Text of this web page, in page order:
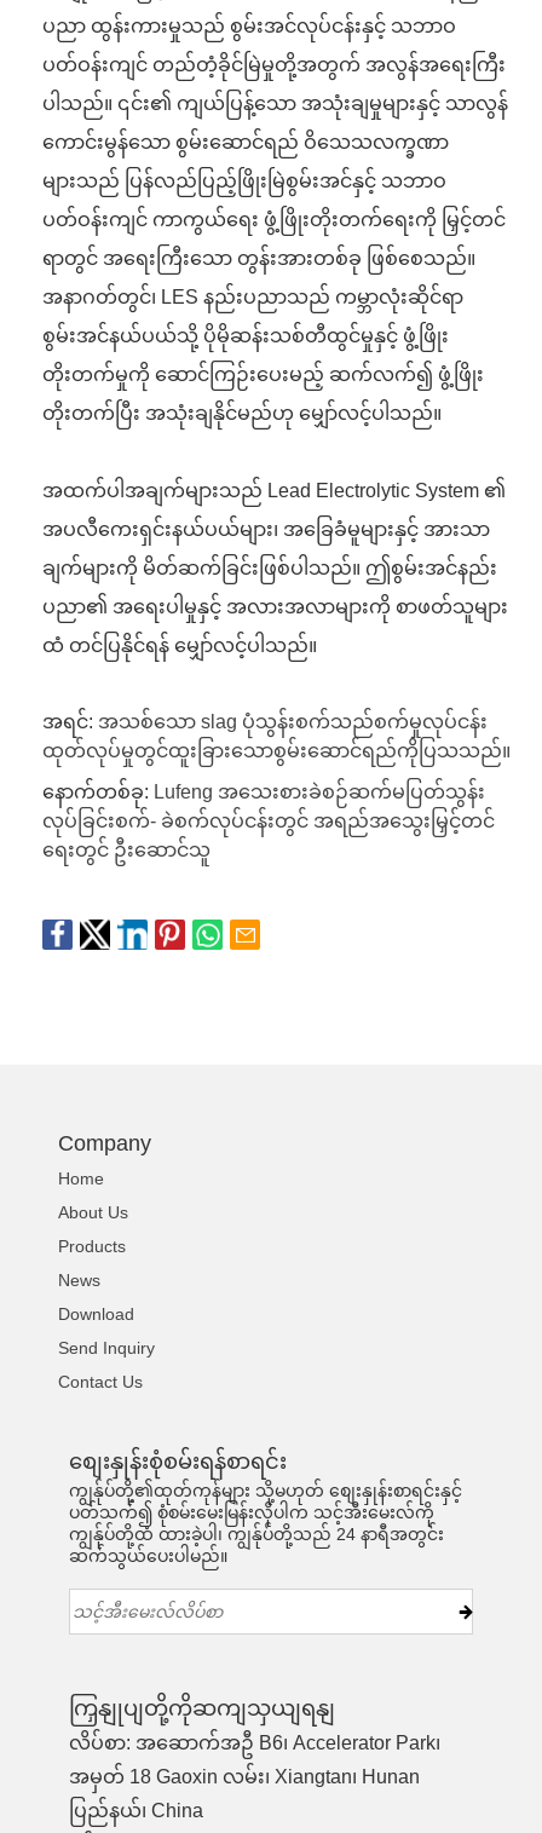
ပညာ ထွန်းကားမှုသည် စွမ်းအင်လုပ်ငန်းနှင့် သဘာဝ
ပတ်ဝန်းကျင် တည်တံ့ခိုင်မြဲမှုတို့အတွက် အလွန်အရေးကြီး
ပါသည်။ ၎င်း၏ ကျယ်ပြန့်သော အသုံးချမှုများနှင့် သာလွန်
ကောင်းမွန်သော စွမ်းဆောင်ရည် ဝိသေသလက္ခဏာ
များသည် ပြန်လည်ပြည့်ဖြိုးမြဲစွမ်းအင်နှင့် သဘာဝ
ပတ်ဝန်းကျင် ကာကွယ်ရေး ဖွံ့ဖြိုးတိုးတက်ရေးကို မြှင့်တင်
ရာတွင် အရေးကြီးသော တွန်းအားတစ်ခု ဖြစ်စေသည်။
အနာဂတ်တွင်၊ LES နည်းပညာသည် ကမ္ဘာလုံးဆိုင်ရာ
စွမ်းအင်နယ်ပယ်သို့ ပိုမိုဆန်းသစ်တီထွင်မှုနှင့် ဖွံ့ဖြိုး
တိုးတက်မှုကို ဆောင်ကြဉ်းပေးမည့် ဆက်လက်၍ ဖွံ့ဖြိုး
တိုးတက်ပြီး အသုံးချနိုင်မည်ဟု မျှော်လင့်ပါသည်။
အထက်ပါအချက်များသည် Lead Electrolytic System ၏
အပလီကေးရှင်းနယ်ပယ်များ၊ အခြေခံမူများနှင့် အားသာ
ချက်များကို မိတ်ဆက်ခြင်းဖြစ်ပါသည်။ ဤစွမ်းအင်နည်း
ပညာ၏ အရေးပါမှုနှင့် အလားအလာများကို စာဖတ်သူများ
ထံ တင်ပြနိုင်ရန် မျှော်လင့်ပါသည်။
အရင်: အသစ်သော slag ပုံသွန်းစက်သည်စက်မှုလုပ်ငန်း
ထုတ်လုပ်မှုတွင်ထူးခြားသောစွမ်းဆောင်ရည်ကိုပြသသည်။
နောက်တစ်ခု: Lufeng အသေးစားခဲစဉ်ဆက်မပြတ်သွန်း
လုပ်ခြင်းစက်- ခဲစက်လုပ်ငန်းတွင် အရည်အသွေးမြှင့်တင်
ရေးတွင် ဦးဆောင်သူ
Company
Home
About Us
Products
News
Download
Send Inquiry
Contact Us
စျေးနှုန်းစုံစမ်းရန်စာရင်း
ကျွန်ုပ်တို့၏ထုတ်ကုန်များ သို့မဟုတ် စျေးနှုန်းစာရင်းနှင့်
ပတ်သက်၍ စုံစမ်းမေးမြန်းလိုပါက သင့်အီးမေးလ်ကို
ကျွန်ုပ်တို့ထံ ထားခဲ့ပါ၊ ကျွန်ုပ်တို့သည် 24 နာရီအတွင်း
ဆက်သွယ်ပေးပါမည်။
ကြှနျုပျတို့ကိုဆကျသှယျရနျ
လိပ်စာ: အဆောက်အဦ B6၊ Accelerator Park၊
အမှတ် 18 Gaoxin လမ်း၊ Xiangtan၊ Hunan
ပြည်နယ်၊ China